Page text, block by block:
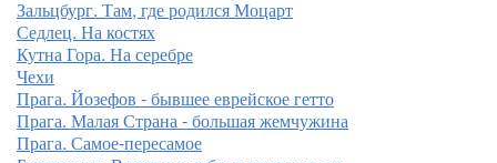
Зальцбург. Там, где родился Моцарт
Седлец. На костях
Кутна Гора. На серебре
Чехи
Прага. Йозефов - бывшее еврейское гетто
Прага. Малая Страна - большая жемчужина
Прага. Самое-пересамое